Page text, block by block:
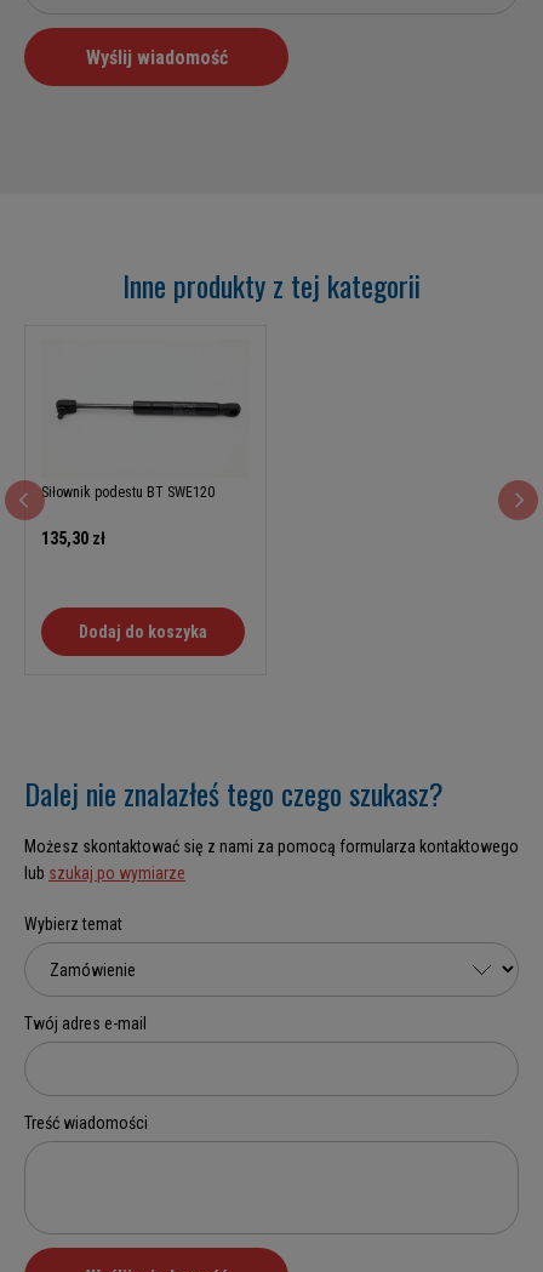
Inne produkty z tej kategorii
Siłownik podestu BT SWE120
135,30 zł
Dodaj do koszyka
Dalej nie znalazłeś tego czego szukasz?
Możesz skontaktować się z nami za pomocą formularza kontaktowego
lub szukaj po wymiarze